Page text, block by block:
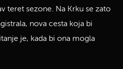
teret sezone. Na Krku se zato
nova cesta koja bi
je, kada bi ona mogla